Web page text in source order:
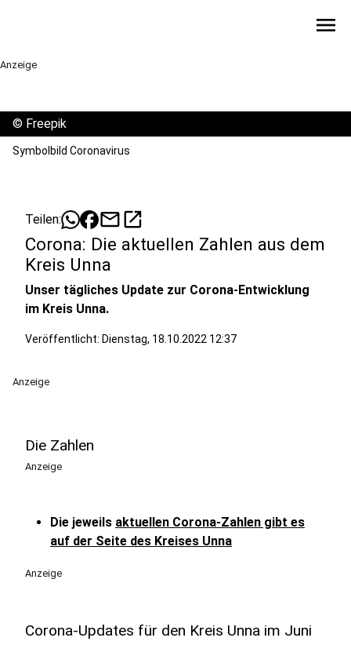
menu
Anzeige
© Freepik
Symbolbild Coronavirus
Teilen: mailopen_in_new
Corona: Die aktuellen Zahlen aus dem
Kreis Unna
Unser tägliches Update zur Corona-Entwicklung
im Kreis Unna.
Veröffentlicht: Dienstag, 18.10.2022 12:37
Anzeige
Die Zahlen
Anzeige
Die jeweils aktuellen Corona-Zahlen gibt es
auf der Seite des Kreises Unna
Anzeige
Corona-Updates für den Kreis Unna im Juni